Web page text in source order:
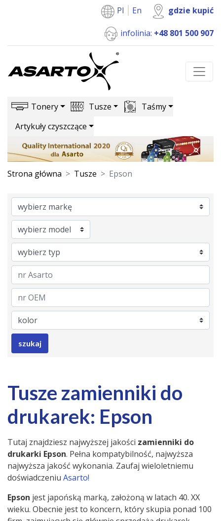
Pl En gdzie kupić
infolinia: +48 801 500 907
Tonery Tusze
Taśmy
Artykuły czyszczące
Strona główna Tusze Epson
Brand
Model
Category
nrAsarto
nrOem
Color
szukaj
Tusze zamienniki do
drukarek: Epson
Tutaj znajdziesz najwyższej jakości zamienniki do
drukarki Epson. Pełna kompatybilność, najwyższa
najwyższa jakość wykonania. Zaufaj wieloletniemu
doświadczeniu Asarto!
Epson jest japońską marką, założoną w latach 40. XX
wieku. Obecnie jest to koncern, który skupia ponad 100